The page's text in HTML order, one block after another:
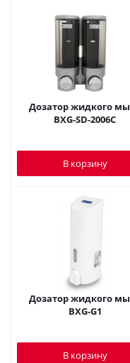
Дозатор жидкого
BXG-SD-2006C
В корзину
Дозатор жидкого
BXG-G1
В корзину